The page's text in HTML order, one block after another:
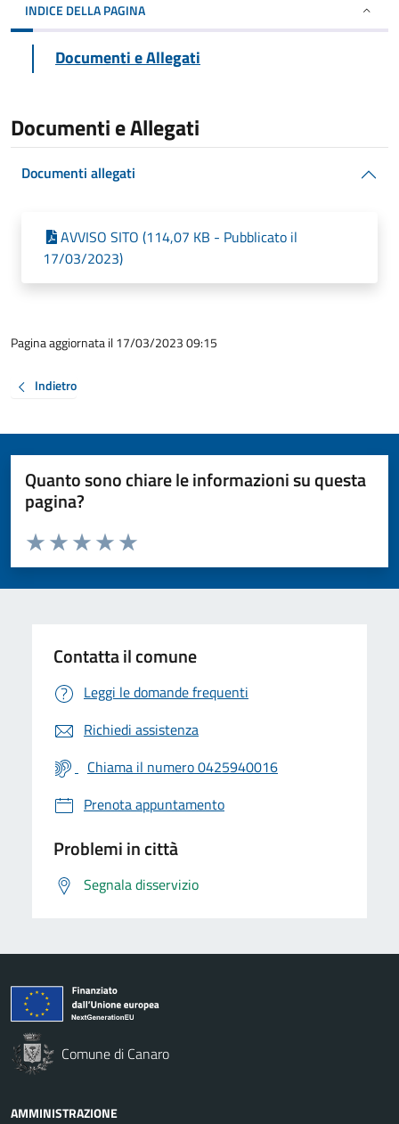
INDICE DELLA PAGINA
Documenti e Allegati
Documenti e Allegati
Documenti allegati
AVVISO SITO (114,07 KB - Pubblicato il
17/03/2023)
Pagina aggiornata il 17/03/2023 09:15
Indietro
Quanto sono chiare le informazioni su questa
pagina?
Valuta da 1 a 5 stelle la pagina
Valuta 5 stelle su 5
Valuta 4 stelle su 5
Valuta 3 stelle su 5
Valuta 2 stelle su 5
Valuta 1 stelle su 5
Contatta il comune
Leggi le domande frequenti
Richiedi assistenza
Chiama il numero 0425940016
Prenota appuntamento
Problemi in città
Segnala disservizio
Comune di Canaro
AMMINISTRAZIONE